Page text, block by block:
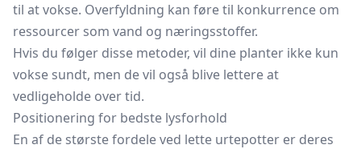
til at vokse. Overfyldning kan føre til konkurrence om
ressourcer som vand og næringsstoffer.
Hvis du følger disse metoder, vil dine planter ikke kun
vokse sundt, men de vil også blive lettere at
vedligeholde over tid.
Positionering for bedste lysforhold
En af de største fordele ved lette urtepotter er deres